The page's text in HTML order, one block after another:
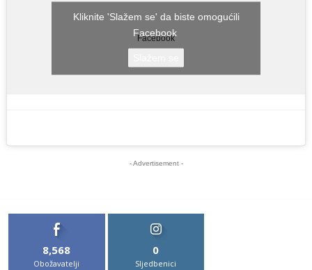
Facebook
Kliknite 'Slažem se' da biste omogućili
Facebook
- Advertisement -
8,568
Obožavatelji
0
Sljedbenici